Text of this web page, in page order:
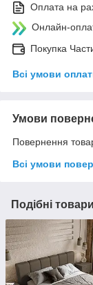
Оплата на
Онлайн-
Покупка
Всі умови
Умови
Повернення
Всі умови
Подібні